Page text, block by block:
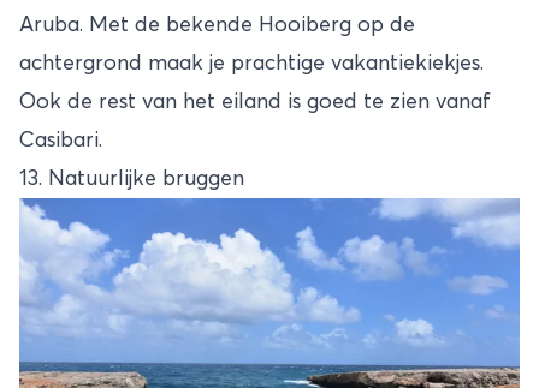
Aruba. Met de bekende Hooiberg op de
achtergrond maak je prachtige vakantiekiekjes.
Ook de rest van het eiland is goed te zien vanaf
Casibari.
13. Natuurlijke bruggen